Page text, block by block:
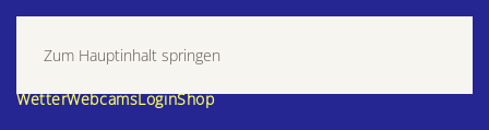
Zum Hauptinhalt springen
WetterWebcamsLoginShop